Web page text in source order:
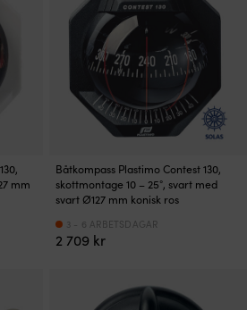
mm
Båtkompass Plastimo Contest 130,
skottmontage 10 – 25°, svart med
svart Ø127 mm konisk ros
2 709 kr
3 - 6 ARBETSDAGAR